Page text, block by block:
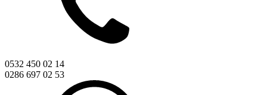
0532 450 02 14
0286 697 02 53